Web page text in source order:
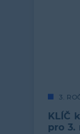
3.
KLÍČ
pro 3.